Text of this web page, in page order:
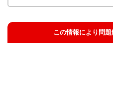
この情報により問